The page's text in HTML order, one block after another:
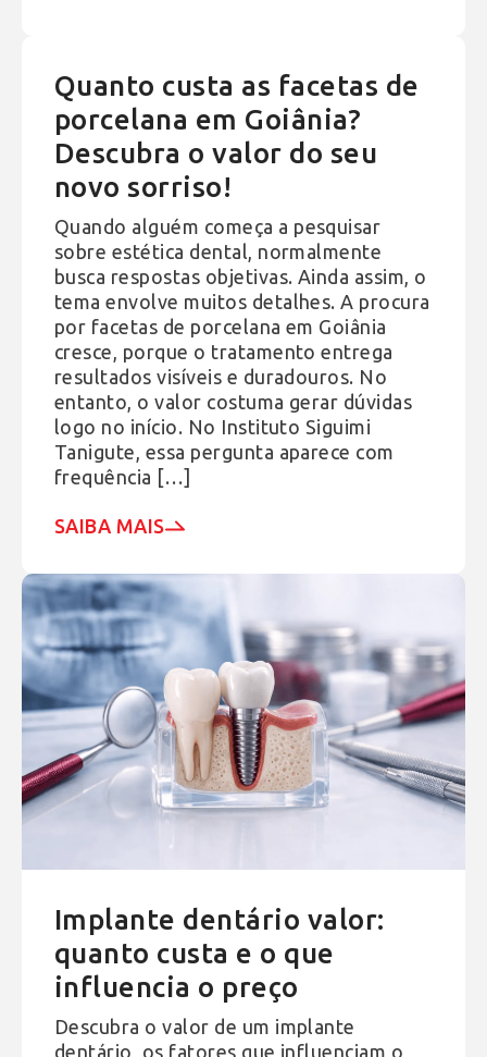
Implante dentário valor:
quanto custa e o que
influencia o preço
Descubra o valor de um implante
dentário, os fatores que influenciam o
Quanto custa as facetas de
porcelana em Goiânia?
Descubra o valor do seu
novo sorriso!
Quando alguém começa a pesquisar
sobre estética dental, normalmente
busca respostas objetivas. Ainda assim, o
tema envolve muitos detalhes. A procura
por facetas de porcelana em Goiânia
cresce, porque o tratamento entrega
resultados visíveis e duradouros. No
entanto, o valor costuma gerar dúvidas
logo no início. No Instituto Siguimi
Tanigute, essa pergunta aparece com
frequência […]
SAIBA MAIS